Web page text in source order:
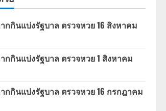
กกินแบ่งรัฐบาล ตรวจหวย 16 สิงหาคม
กกินแบ่งรัฐบาล ตรวจหวย 1 สิงหาคม
กกินแบ่งรัฐบาล ตรวจหวย 16 กรกฎาคม